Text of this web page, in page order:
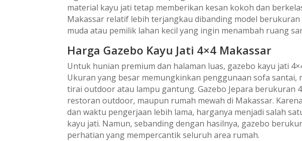
material kayu jati tetap memberikan kesan kokoh dan
Makassar relatif lebih terjangkau dibanding model
muda atau pemilik lahan kecil yang ingin menambah ruang
Harga Gazebo Kayu Jati 4×4 Makassar
Untuk hunian premium dan halaman luas, gazebo kayu jati
Ukuran yang besar memungkinkan penggunaan sofa santai,
tirai outdoor atau lampu gantung. Gazebo Jepara berukuran
restoran outdoor, maupun rumah mewah di Makassar.
dan waktu pengerjaan lebih lama, harganya menjadi salah
kayu jati. Namun, sebanding dengan hasilnya, gazebo
perhatian yang mempercantik seluruh area rumah.